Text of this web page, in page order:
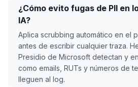
¿Cómo evito fugas de PII en
IA?
Aplica scrubbing automático en el
antes de escribir cualquier traza.
Presidio de Microsoft detectan y
como emails, RUTs y números de
lleguen al log.